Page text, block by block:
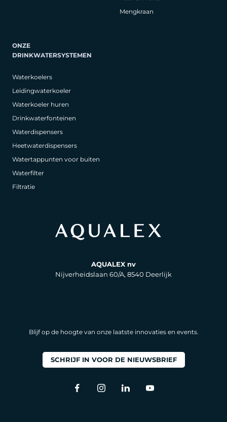
Mengkraan
ONZE
DRINKWATERSYSTEMEN
Waterkoelers
Leidingwaterkoeler
Waterkoeler huren
Drinkwaterfonteinen
Waterdispensers
Heetwaterdispensers
Watertappunten voor buiten
Waterfilter
Filtratie
AQUALEX nv
Nijverheidslaan 60/A, 8540 Deerlijk
Blijf op de hoogte van onze laatste innovaties en events.
SCHRIJF IN VOOR DE NIEUWSBRIEF